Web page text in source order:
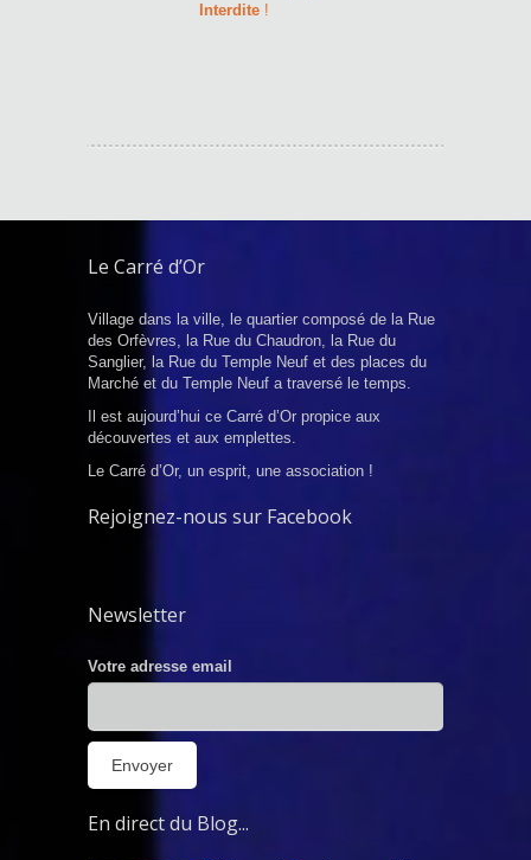
Interdite !
Le Carré d’Or
Village dans la ville, le quartier composé de la Rue
des Orfèvres, la Rue du Chaudron, la Rue du
Sanglier, la Rue du Temple Neuf et des places du
Marché et du Temple Neuf a traversé le temps.
Il est aujourd’hui ce Carré d’Or propice aux
découvertes et aux emplettes.
Le Carré d’Or, un esprit, une association !
Rejoignez-nous sur Facebook
Newsletter
Votre adresse email
En direct du Blog...